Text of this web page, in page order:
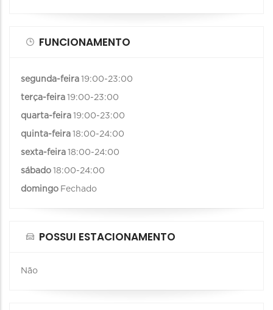
FUNCIONAMENTO
segunda-feira 19:00-23:00
terça-feira 19:00-23:00
quarta-feira 19:00-23:00
quinta-feira 18:00-24:00
sexta-feira 18:00-24:00
sábado 18:00-24:00
domingo Fechado
POSSUI ESTACIONAMENTO
Não